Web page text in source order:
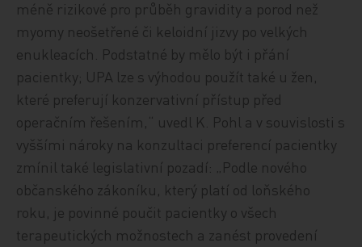
méně rizikové pro průběh gravidity a porod než
myomy neošetřené či keloidní jizvy po velkých
enukleacích. Podstatné by mělo být i přání
pacientky; UPA lze s výhodou použít také u žen,
které preferují konzervativní přístup před
operačním řešením,“ uvedl K. Pohl a v souvislosti s
vyššími nároky na konzultaci preferencí pacientky
zmínil také legislativní pozadí: „Podle nového
občanského zákoníku, který platí od loňského
roku, je povinné poučit pacientky o všech
terapeutických možnostech a zanést provedení